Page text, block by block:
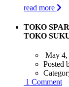
read more
TOKO
TOKO
May 4,
Posted
1 Comment